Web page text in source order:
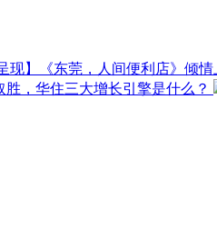
现】《东莞，人间便利店》倾
胜，华住三大增长引擎是什么？